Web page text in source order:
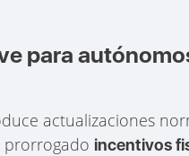
para
actualizaciones
prorrogado incentivos